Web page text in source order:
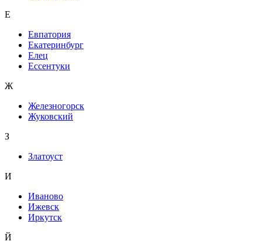
Е
Евпатория
Екатеринбург
Елец
Ессентуки
Ж
Железногорск
Жуковский
З
Златоуст
И
Иваново
Ижевск
Иркутск
Й